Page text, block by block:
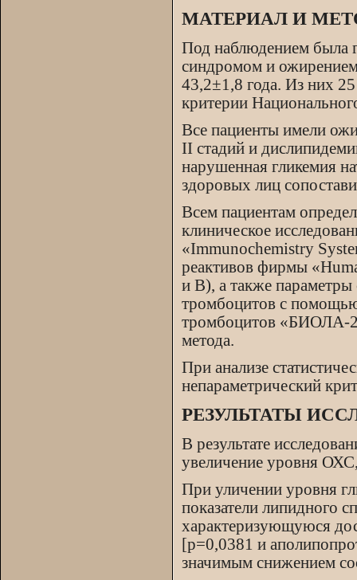
МАТЕРИАЛ И
Под наблюдением была
синдромом и
43,2±1,8 года. Из них
критерии
Все пациенты имели
II стадий и
нарушенная гликемия
здоровых лиц
Всем пациентам
клиническое
«Immunochemistry
реактивов фирмы
и В), а также
тромбоцитов с помощью
тромбоцитов «БИОЛА-
метода.
При анализе
непараметрический
РЕЗУЛЬТАТЫ
В результате
увеличение уровня
При уличении уровня
показатели липидного
характеризующуюся
[р=0,0381 и
значимым снижением